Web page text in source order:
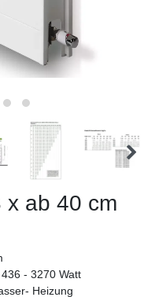
x ab 40 cm
- 3270 Watt
Heizung